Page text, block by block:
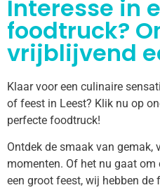
Interesse in
foodtruck?
vrijblijvend
Klaar voor een culinaire
of feest in Leest? Klik nu op
perfecte foodtruck!
Ontdek de smaak van gemak,
momenten. Of het nu gaat
een groot feest, wij hebben